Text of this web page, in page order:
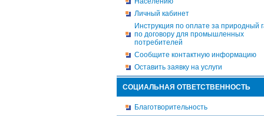
Личный кабинет
Инструкция по оплате за природный
по договору для промышленных
потребителей
Сообщите контактную информацию
Оставить заявку на услуги
СОЦИАЛЬНАЯ ОТВЕТСТВЕННОСТЬ
Благотворительность